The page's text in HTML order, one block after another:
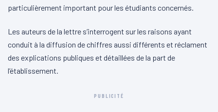
particulièrement important pour les étudiants concernés.
Les auteurs de la lettre s’interrogent sur les raisons ayant
conduit à la diffusion de chiffres aussi différents et réclament
des explications publiques et détaillées de la part de
l’établissement.
PUBLICITÉ